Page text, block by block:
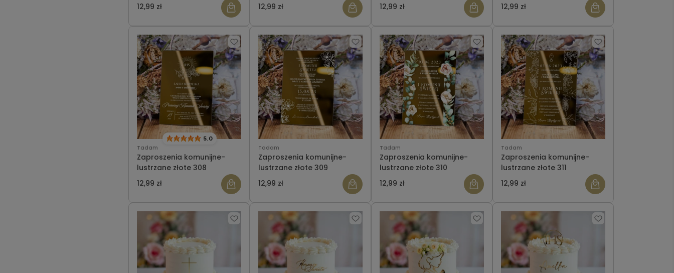
12,99 zł
12,99 zł
12,99 zł
12,99 zł
Tadam
Zaproszenia komunijne-
lustrzane złote 308
5.0
12,99 zł
Tadam
Zaproszenia komunijne-
lustrzane złote 309
12,99 zł
Tadam
Zaproszenia komunijne-
lustrzane złote 310
12,99 zł
Tadam
Zaproszenia komunijne-
lustrzane złote 311
12,99 zł